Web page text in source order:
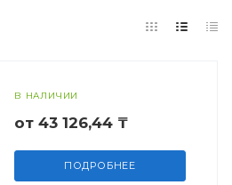
В НАЛИЧИИ
от 43 126,44 ₸
ПОДРОБНЕЕ